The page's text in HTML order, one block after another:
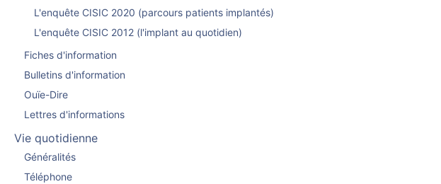
L'enquête CISIC 2020 (parcours patients implantés)
L'enquête CISIC 2012 (l'implant au quotidien)
Fiches d'information
Bulletins d'information
Ouïe-Dire
Lettres d'informations
Vie quotidienne
Généralités
Téléphone